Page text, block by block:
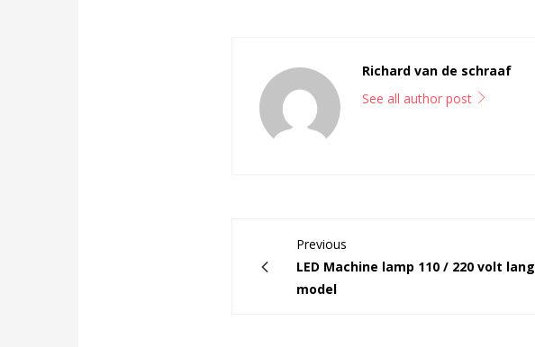
Richard van de schraaf
See all author post
Previous
LED Machine lamp 110 / 220 volt lang
model